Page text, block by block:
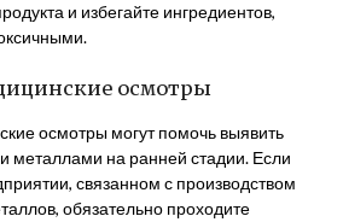
и избегайте ингредиентов,
осмотры
осмотры могут помочь выявить
металлами на ранней стадии. Если
связанном с производством
обязательно проходите